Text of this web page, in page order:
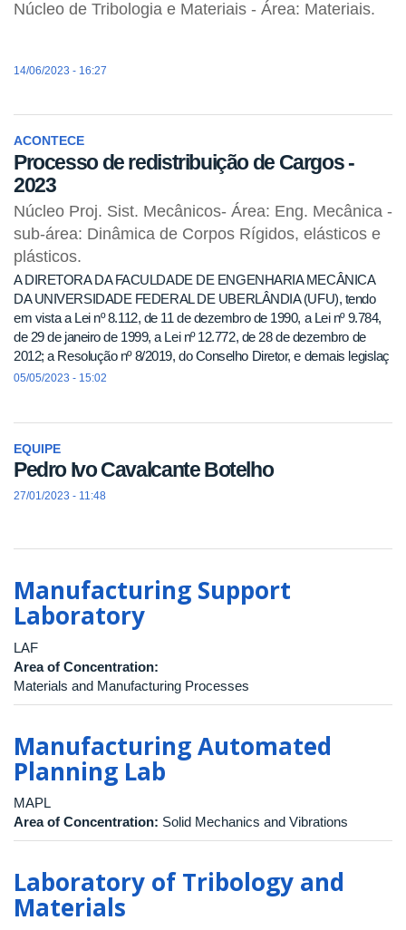
Núcleo de Tribologia e Materiais - Área: Materiais.
14/06/2023 - 16:27
ACONTECE
Processo de redistribuição de Cargos -
2023
Núcleo Proj. Sist. Mecânicos- Área: Eng. Mecânica -
sub-área: Dinâmica de Corpos Rígidos, elásticos e
plásticos.
A DIRETORA DA FACULDADE DE ENGENHARIA MECÂNICA
DA UNIVERSIDADE FEDERAL DE UBERLÂNDIA (UFU), tendo
em vista a Lei nº 8.112, de 11 de dezembro de 1990, a Lei nº 9.784,
de 29 de janeiro de 1999, a Lei nº 12.772, de 28 de dezembro de
2012; a Resolução nº 8/2019, do Conselho Diretor, e demais legislaç
05/05/2023 - 15:02
EQUIPE
Pedro Ivo Cavalcante Botelho
27/01/2023 - 11:48
Manufacturing Support
Laboratory
LAF
Area of Concentration:
Materials and Manufacturing Processes
Manufacturing Automated
Planning Lab
MAPL
Area of Concentration: Solid Mechanics and Vibrations
Laboratory of Tribology and
Materials